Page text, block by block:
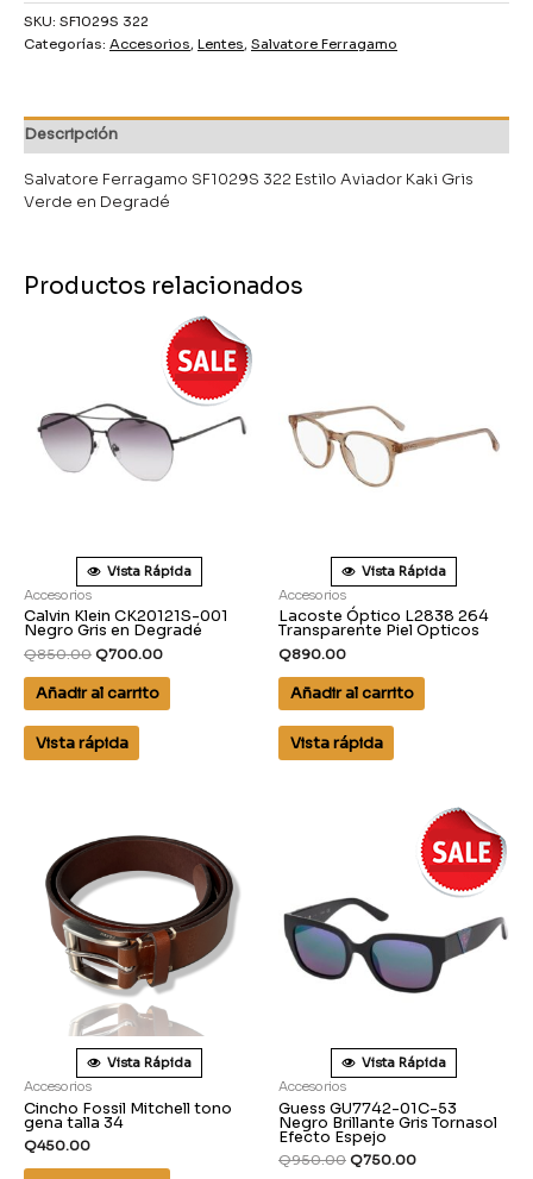
SKU: SF1029S 322
Categorías: Accesorios, Lentes, Salvatore Ferragamo
Descripción
Salvatore Ferragamo SF1029S 322 Estilo Aviador Kaki Gris
Verde en Degradé
Productos relacionados
Vista Rápida
Accesorios
Calvin Klein CK20121S-001
Negro Gris en Degradé
Q850.00 Q700.00
Añadir al carrito
Vista rápida
Vista Rápida
Accesorios
Lacoste Óptico L2838 264
Transparente Piel Opticos
Q890.00
Añadir al carrito
Vista rápida
Vista Rápida
Accesorios
Cincho Fossil Mitchell tono
gena talla 34
Q450.00
Vista Rápida
Accesorios
Guess GU7742-01C-53
Negro Brillante Gris Tornasol
Efecto Espejo
Q950.00 Q750.00